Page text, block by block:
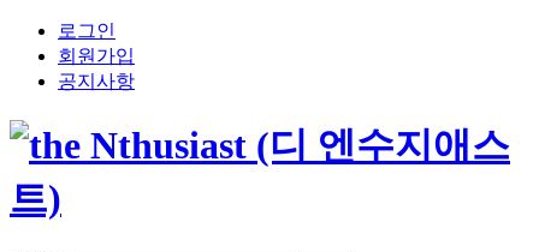
로그인
회원가입
공지사항